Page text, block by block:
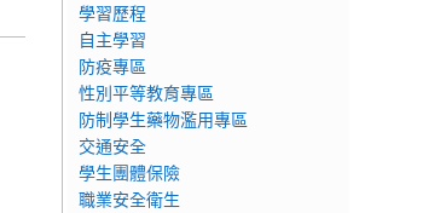
學習歷程
自主學習
防疫專區
性別平等教育專區
防制學生藥物濫用專區
交通安全
學生團體保險
職業安全衛生